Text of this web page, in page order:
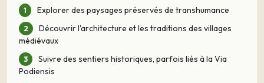
Explorer des paysages préservés de transhumance
Découvrir l'architecture et les traditions des villages
médiévaux
Suivre des sentiers historiques, parfois liés à la Via
Podiensis